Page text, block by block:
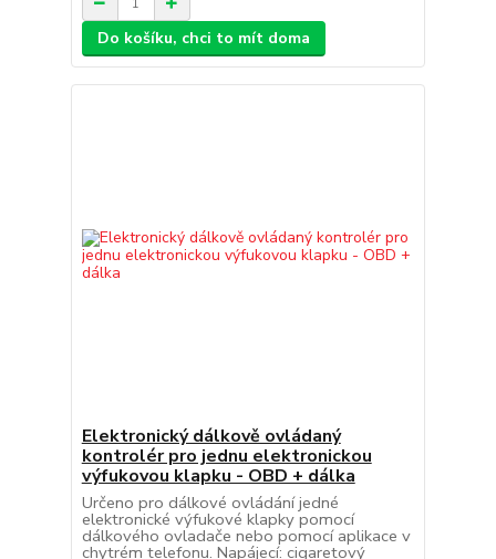
Do košíku, chci to mít doma
Elektronický dálkově ovládaný
kontrolér pro jednu elektronickou
výfukovou klapku - OBD + dálka
Určeno pro dálkové ovládání jedné
elektronické výfukové klapky pomocí
dálkového ovladače nebo pomocí aplikace v
chytrém telefonu. Napájecí: cigaretový